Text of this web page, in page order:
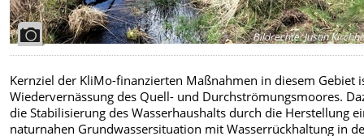
Bildrechte:Justin
Kernziel der KliMo-finanzierten Maßnahmen in diesem Gebiet
Wiedervernässung des Quell- und Durchströmungsmoores.
die Stabilisierung des Wasserhaushalts durch die Herstellung
naturnahen Grundwassersituation mit Wasserrückhaltung in